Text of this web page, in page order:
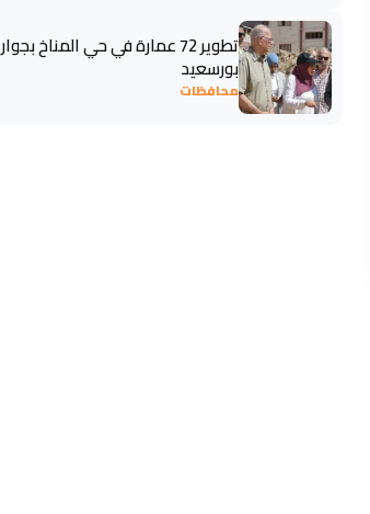
تطوير 72 عمارة في حي المناخ بجوار
بورسعيد
محافظات